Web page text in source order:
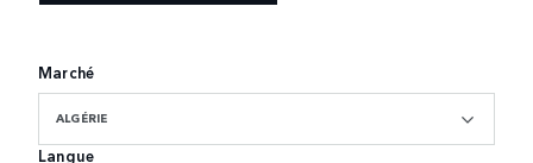
Marché
ALGÉRIE
Langue